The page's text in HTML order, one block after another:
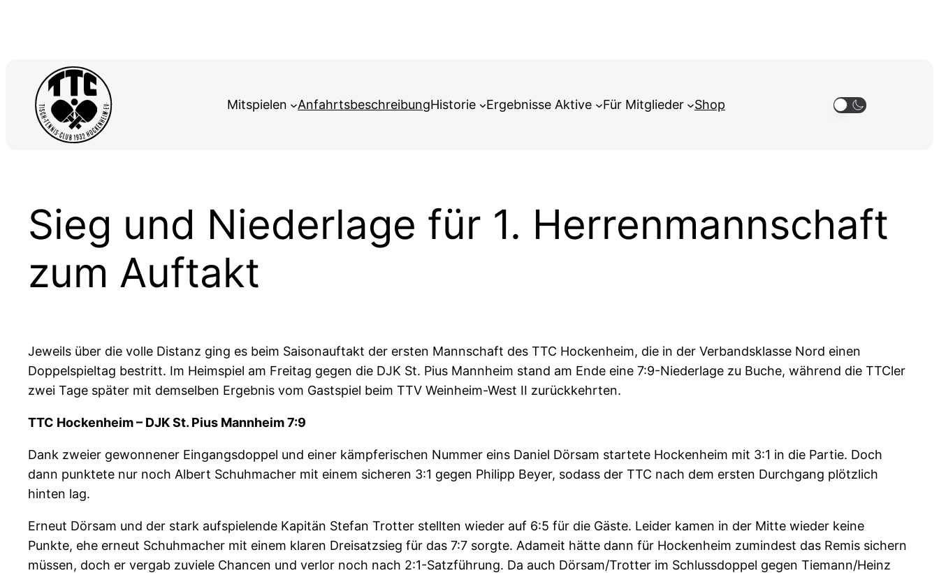
Mitspielen AnfahrtsbeschreibungHistorie Ergebnisse Aktive Für Mitglieder Shop
Sieg und Niederlage für 1. Herrenmannschaft
zum Auftakt
Jeweils über die volle Distanz ging es beim Saisonauftakt der ersten Mannschaft des TTC Hockenheim, die in der Verbandsklasse Nord einen
Doppelspieltag bestritt. Im Heimspiel am Freitag gegen die DJK St. Pius Mannheim stand am Ende eine 7:9-Niederlage zu Buche, während die TTCler
zwei Tage später mit demselben Ergebnis vom Gastspiel beim TTV Weinheim-West II zurückkehrten.
TTC Hockenheim – DJK St. Pius Mannheim 7:9
Dank zweier gewonnener Eingangsdoppel und einer kämpferischen Nummer eins Daniel Dörsam startete Hockenheim mit 3:1 in die Partie. Doch
dann punktete nur noch Albert Schuhmacher mit einem sicheren 3:1 gegen Philipp Beyer, sodass der TTC nach dem ersten Durchgang plötzlich
hinten lag.
Erneut Dörsam und der stark aufspielende Kapitän Stefan Trotter stellten wieder auf 6:5 für die Gäste. Leider kamen in der Mitte wieder keine
Punkte, ehe erneut Schuhmacher mit einem klaren Dreisatzsieg für das 7:7 sorgte. Adameit hätte dann für Hockenheim zumindest das Remis sichern
müssen, doch er vergab zuviele Chancen und verlor noch nach 2:1-Satzführung. Da auch Dörsam/Trotter im Schlussdoppel gegen Tiemann/Heinz